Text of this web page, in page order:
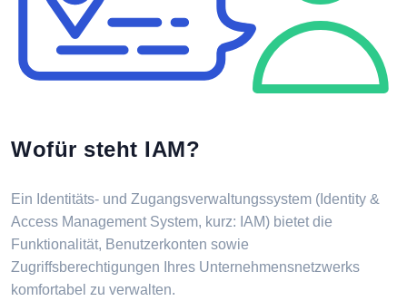
Wofür steht IAM?
Ein Identitäts- und Zugangsverwaltungssystem (Identity &
Access Management System, kurz: IAM) bietet die
Funktionalität, Benutzerkonten sowie
Zugriffsberechtigungen Ihres Unternehmensnetzwerks
komfortabel zu verwalten.